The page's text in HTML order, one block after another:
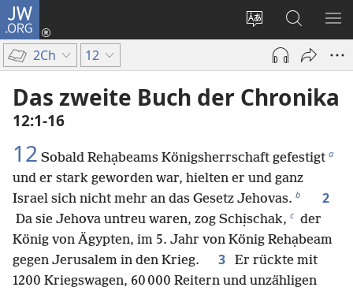
JW.ORG
Websitesprache
ändern
Anmelden
(öffnet
Fenster)
Suche
2Ch 12
Das zweite Buch der Chronika
12:1-16
12 Sobald Rehạbeams Königsherrschaft gefestigt a
und er stark geworden war, hielten er und ganz
Israel sich nicht mehr an das Gesetz Jehovas. b 2
Da sie Jehova untreu waren, zog Schịschak, c der
König von Ägypten, im 5. Jahr von König Rehạbeam
gegen Jerusalem in den Krieg.
3
Er rückte mit
1200 Kriegswagen, 60 000 Reitern und unzähligen